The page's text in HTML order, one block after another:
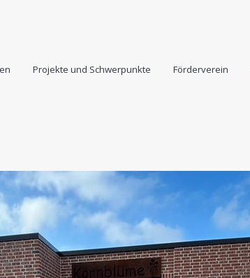
Projekte und Schwerpunkte Förderverein